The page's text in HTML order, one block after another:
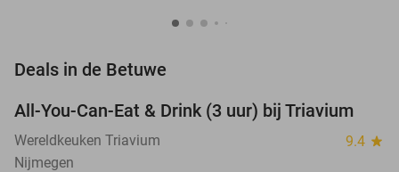
Deals in de Betuwe
21%
All-You-Can-Eat & Drink (3 uur) bij Triavium
Wereldkeuken Triavium 9.4 star
Nijmegen